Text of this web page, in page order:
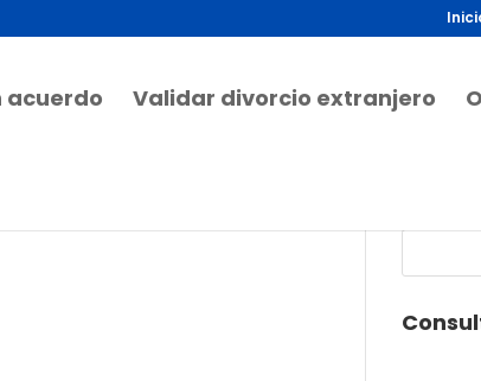
acuerdo Validar divorcio extranjero